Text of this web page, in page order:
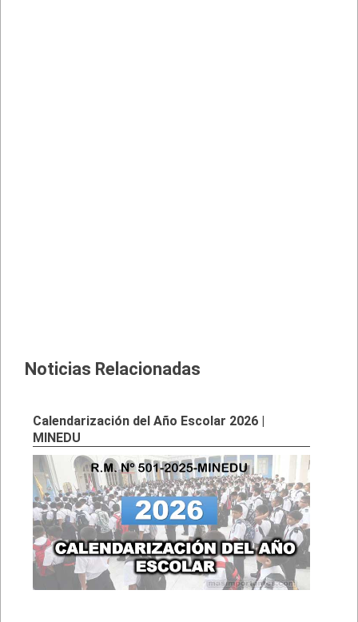
Noticias Relacionadas
Calendarización del Año Escolar 2026 |
MINEDU